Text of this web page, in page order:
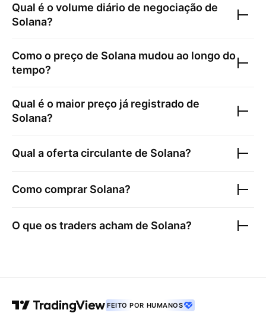
Qual é o volume diário de negociação de
Solana?
Como o preço de Solana mudou ao longo do
tempo?
Qual é o maior preço já registrado de
Solana?
Qual a oferta circulante de Solana?
Como comprar Solana?
O que os traders acham de Solana?
FEITO POR HUMANOS